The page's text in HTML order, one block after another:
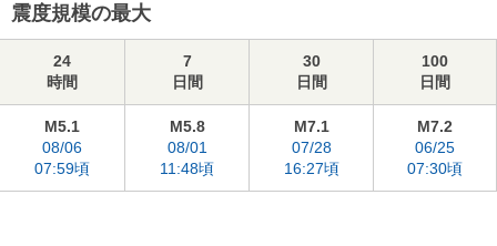
震度規模の最大
24
時間
7
日間
30
日間
100
日間
M5.1
08/06
07:59頃
M5.8
08/01
11:48頃
M7.1
07/28
16:27頃
M7.2
06/25
07:30頃